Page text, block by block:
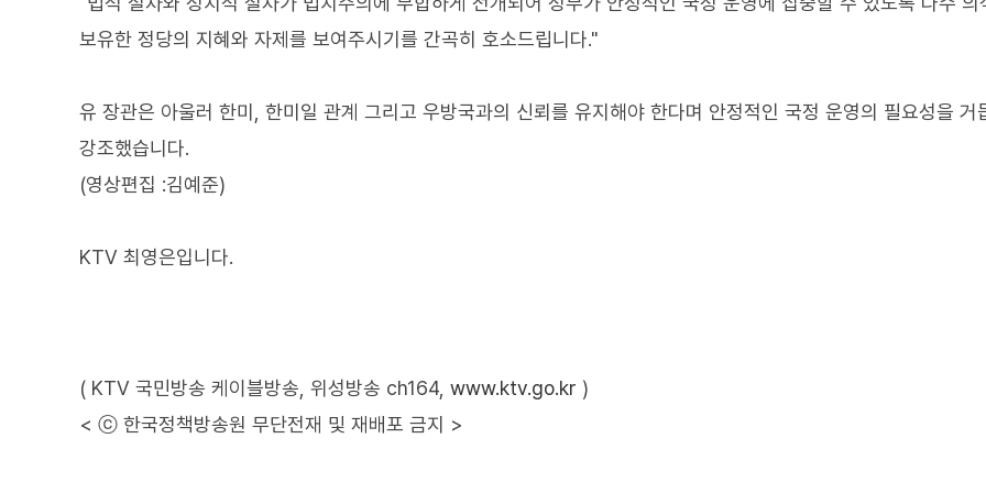
보유한 정당의 지혜와 자제를 보여주시기를 간곡히 호소드립니다."
유 장관은 아울러 한미, 한미일 관계 그리고 우방국과의 신뢰를 유지해야 한다며 안정적인 국정 운영의 필요성을 거
강조했습니다.
(영상편집 :김예준)
KTV 최영은입니다.
( KTV 국민방송 케이블방송, 위성방송 ch164, www.ktv.go.kr )
< ⓒ 한국정책방송원 무단전재 및 재배포 금지 >